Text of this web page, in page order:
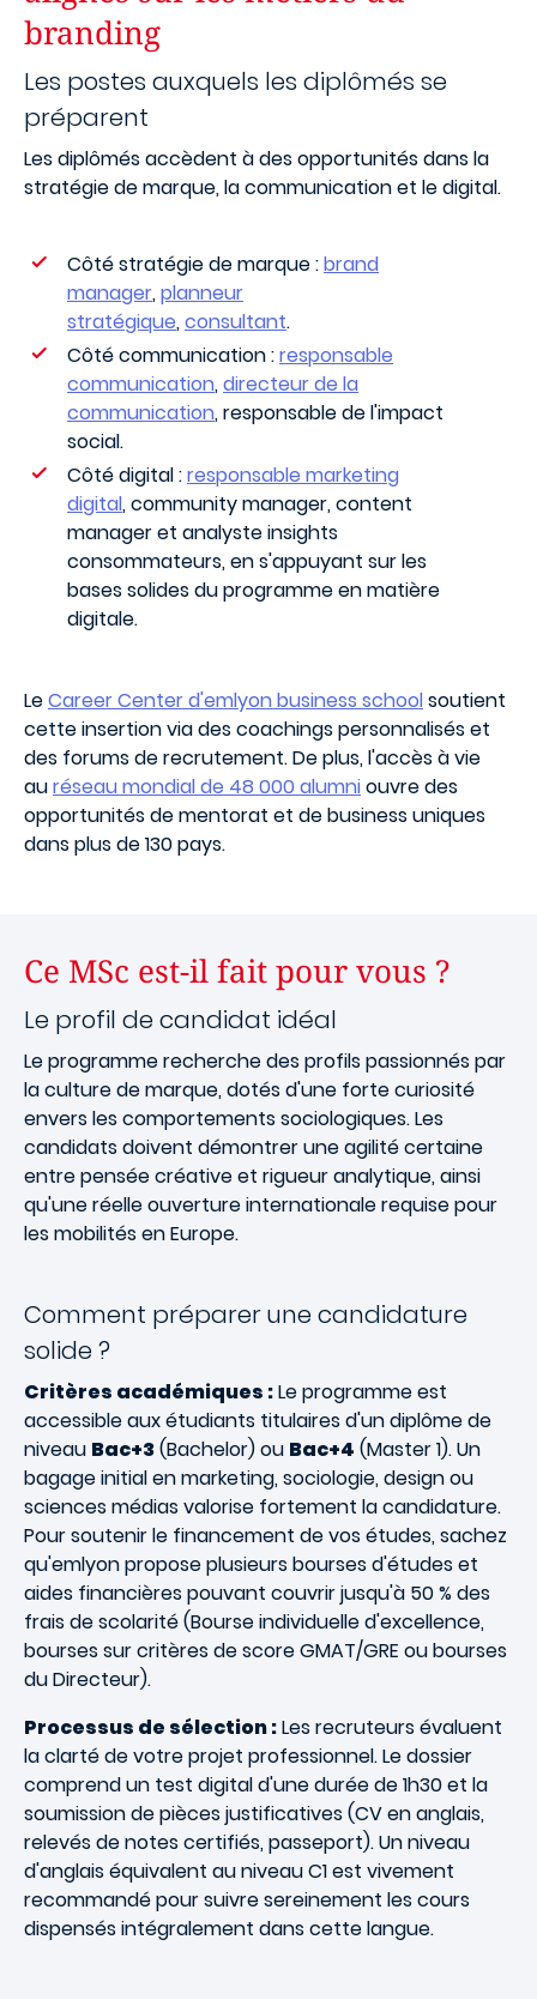
branding
Les postes auxquels les diplômés se
préparent
Les diplômés accèdent à des opportunités dans la
stratégie de marque, la communication et le digital.
Côté stratégie de marque :brand
manager,planneur
stratégique,consultant.
Côté communication :responsable
communication,directeur de la
communication, responsable de l'impact
social.
Côté digital :responsable marketing
digital, community manager, content
manager et analyste insights
consommateurs, en s'appuyant sur les
bases solides du programme en matière
digitale.
LeCareer Center d'emlyon business schoolsoutient
cette insertion via des coachings personnalisés et
des forums de recrutement. De plus, l'accès à vie
auréseau mondial de 48 000 alumniouvre des
opportunités de mentorat et de business uniques
dans plus de 130 pays.
Ce MSc est-il fait pour vous ?
Le profil de candidat idéal
Le programme recherche des profils passionnés par
la culture de marque, dotés d'une forte curiosité
envers les comportements sociologiques. Les
candidats doivent démontrer une agilité certaine
entre pensée créative et rigueur analytique, ainsi
qu'une réelle ouverture internationale requise pour
les mobilités en Europe.
Comment préparer une candidature
solide ?
Critères académiques :Le programme est
accessible aux étudiants titulaires d'un diplôme de
niveau Bac+3(Bachelor) ou Bac+4 (Master 1). Un
bagage initial en marketing, sociologie, design ou
sciences médias valorise fortement la candidature.
Pour soutenir le financement de vos études, sachez
qu'emlyon propose plusieursbourses d'études et
aides financièrespouvant couvrir jusqu'à 50 % des
frais de scolarité (Bourse individuelle d'excellence,
bourses sur critères de score GMAT/GRE ou bourses
du Directeur).
Processus de sélection :Les recruteurs évaluent
la clarté de votre projet professionnel. Le dossier
comprend un test digital d'une durée de 1h30 et la
soumission de pièces justificatives (CV en anglais,
relevés de notes certifiés, passeport). Un niveau
d'anglais équivalent au niveau C1 est vivement
recommandé pour suivre sereinement les cours
dispensés intégralement dans cette langue.